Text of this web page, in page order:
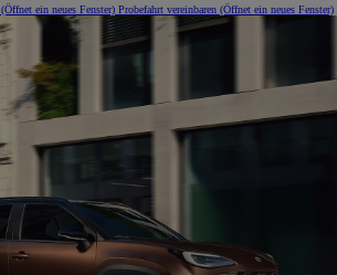
(Öffnet ein neues Fenster) Probefahrt vereinbaren (Öffnet ein neues Fenster)